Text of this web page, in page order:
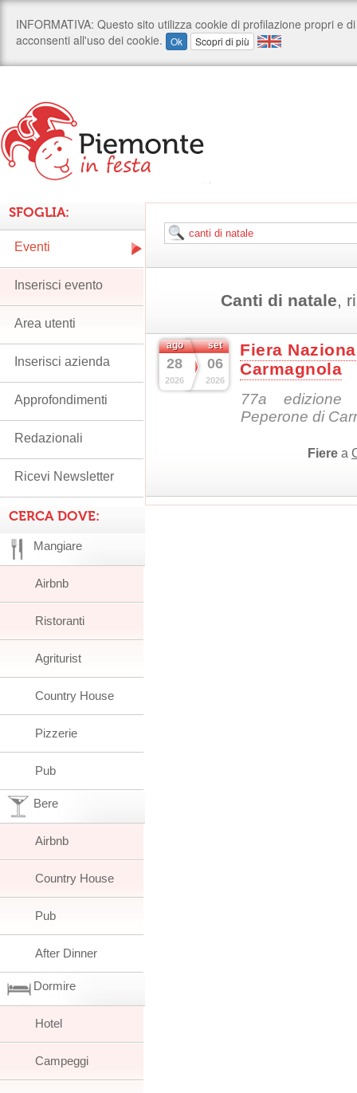
Canti di natale,
ago
28
2026
set
06
2026
Fiera
Carmagnola
77a
Peperone di
Fiere a
SFOGLIA:
Eventi
Inserisci evento
Area utenti
Inserisci azienda
Approfondimenti
Redazionali
Ricevi Newsletter
CERCA DOVE:
Mangiare
Airbnb
Ristoranti
Agriturist
Country House
Pizzerie
Pub
Bere
Airbnb
Country House
Pub
After Dinner
Dormire
Hotel
Campeggi